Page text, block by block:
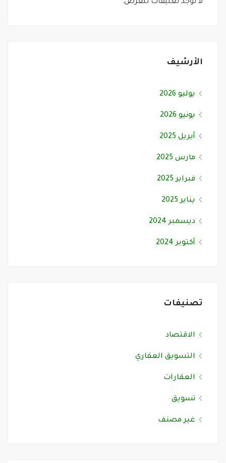
لا توجد تعليقات للعرض.
الأرشيف
يوليو 2026
يونيو 2026
أبريل 2025
مارس 2025
فبراير 2025
يناير 2025
ديسمبر 2024
أكتوبر 2024
تصنيفات
الاقتصاد
التسويق العقاري
العقارات
تسويق
غير مصنف